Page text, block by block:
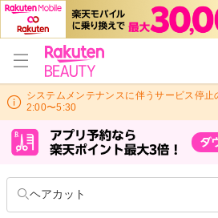
システムメンテナンスに伴うサービス停
2:00〜5:30
ヘアカット